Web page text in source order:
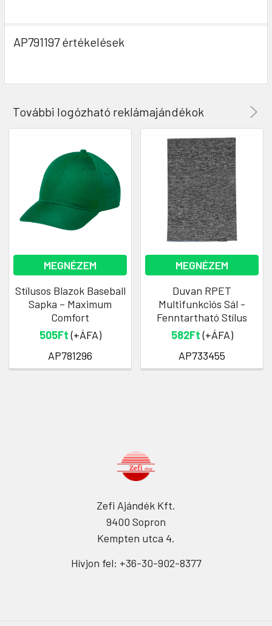
AP791197 értékelések
További logózható reklámajándékok
MEGNÉZEM
Stílusos Blazok Baseball
Sapka – Maximum
Comfort
505Ft(+ÁFA)
AP781296
MEGNÉZEM
Duvan RPET
Multifunkciós Sál -
Fenntartható Stílus
582Ft(+ÁFA)
AP733455
Zefi Ajándék Kft.
9400 Sopron
Kempten utca 4.
Hívjon fel: +36-30-902-8377